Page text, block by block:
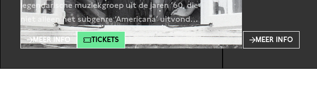
legendarische muziekgroep uit de jaren ’60, die
niet alleen het subgenre ‘Americana’ uitvonden,
maar waarvan de leden “three of the greatest
white singers in rock history,” waren aldus de
MEER INFO TICKETS MEER INFO